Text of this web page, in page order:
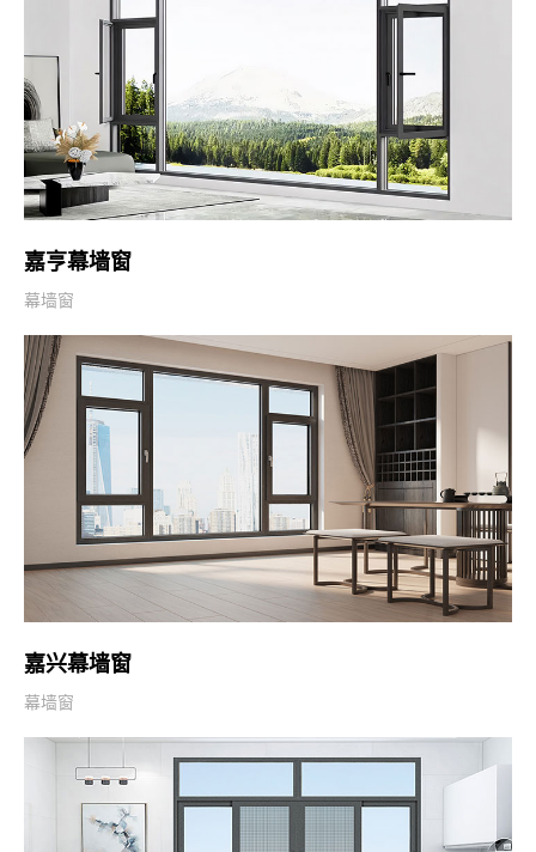
嘉亨幕墙窗
幕墙窗
嘉兴幕墙窗
幕墙窗